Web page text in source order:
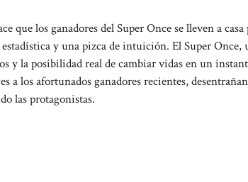
que los ganadores del Super Once se lleven a
y una pizca de intuición. El Super Once,
y la posibilidad real de cambiar vidas en un
a los afortunados ganadores recientes,
las protagonistas.